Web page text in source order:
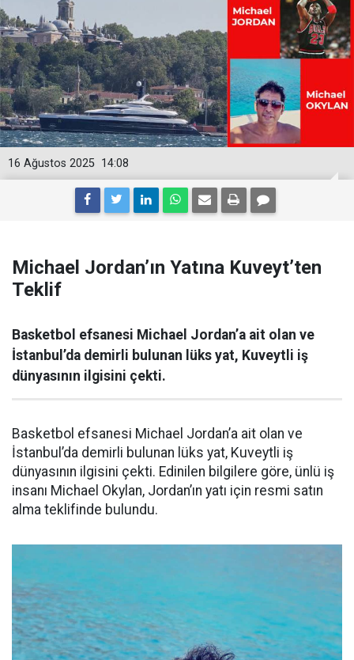
14:08
16 Ağustos 2025
Michael Jordan’ın Yatına Kuveyt’ten
Teklif
Basketbol efsanesi Michael Jordan’a ait olan ve
İstanbul’da demirli bulunan lüks yat, Kuveytli iş
dünyasının ilgisini çekti.
Basketbol efsanesi Michael Jordan’a ait olan ve
İstanbul’da demirli bulunan lüks yat, Kuveytli iş
dünyasının ilgisini çekti. Edinilen bilgilere göre, ünlü iş
insanı Michael Okylan, Jordan’ın yatı için resmi satın
alma teklifinde bulundu.